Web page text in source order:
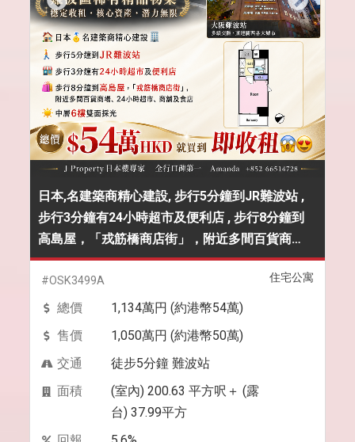
日本,名建築商精心建設, 步行5分鐘到JR難波站 ,
步行3分鐘有24小時超市及便利店 , 步行8分鐘到
高島屋，「戎筋橋商店街」，附近多間百貨商
場、24小時超市、商鋪及食店 ,中層6樓雙面採光 ,
總價＄54萬HKD就買到即收租
住宅公寓
#OSK3499A
總價
1,134萬円 (約港幣54萬)
售價
1,050萬円 (約港幣50萬)
交通
徒步5分鐘 難波站
面積
(室內) 200.63 平方呎＋ (露
台) 37.99平方